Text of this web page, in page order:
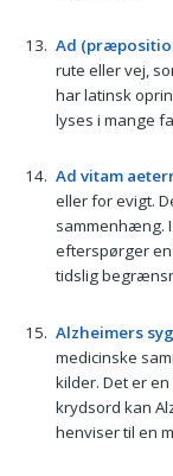
Ad
rute eller vej,
har latinsk
lyses i mange
Ad vitam
eller for evigt.
sammenhæng.
efterspørger
tidslig
Alzheimers
medicinske
kilder. Det er
krydsord kan
henviser til en